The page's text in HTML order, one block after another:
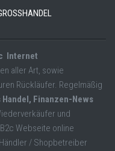
Internet
aller Art, sowie
Rückläufer. Regelmäßig
Handel, Finanzen-News
und
Webseite online
/ Shopbetreiber